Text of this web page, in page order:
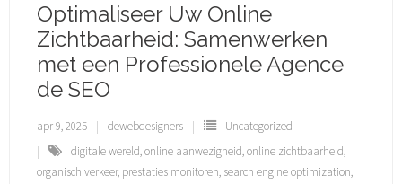
Optimaliseer Uw Online
Zichtbaarheid: Samenwerken
met een Professionele Agence
de SEO
apr 9, 2025 dewebdesigners
Uncategorized
digitale wereld,online aanwezigheid,online zichtbaarheid,
organisch verkeer, prestaties monitoren, search engine optimization,